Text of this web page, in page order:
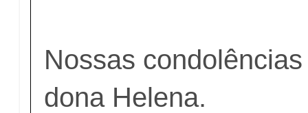
Nossas
dona Helena.